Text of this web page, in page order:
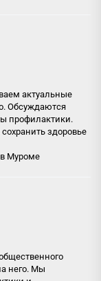
актуальные
Обсуждаются
профилактики.
здоровье
Муроме
него. Мы